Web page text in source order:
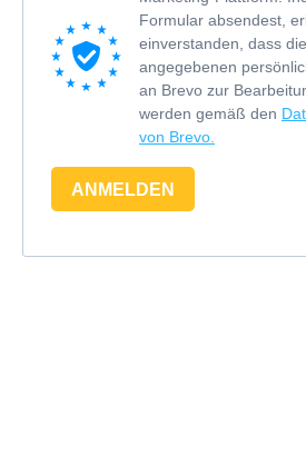
Formular absendest,
einverstanden, dass
angegebenen
an Brevo zur
werden gemäß den
von Brevo.
ANMELDEN